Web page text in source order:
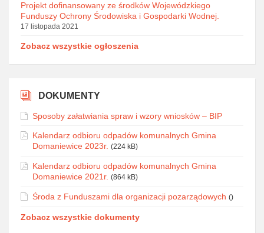
Projekt dofinansowany ze środków Wojewódzkiego
Funduszy Ochrony Środowiska i Gospodarki Wodnej.
17 listopada 2021
Zobacz wszystkie ogłoszenia
DOKUMENTY
Sposoby załatwiania spraw i wzory wniosków – BIP
Kalendarz odbioru odpadów komunalnych Gmina
Domaniewice 2023r. (224 kB)
Kalendarz odbioru odpadów komunalnych Gmina
Domaniewice 2021r. (864 kB)
Środa z Funduszami dla organizacji pozarządowych ()
Zobacz wszystkie dokumenty